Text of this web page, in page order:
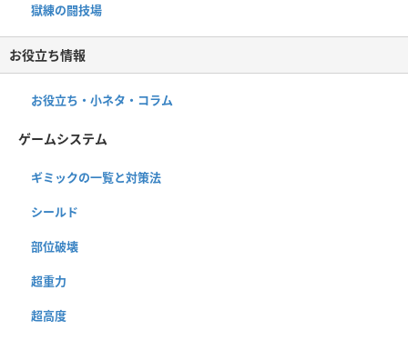
獄練の闘技場
お役立ち情報
お役立ち・小ネタ・コラム
ゲームシステム
ギミックの一覧と対策法
シールド
部位破壊
超重力
超高度